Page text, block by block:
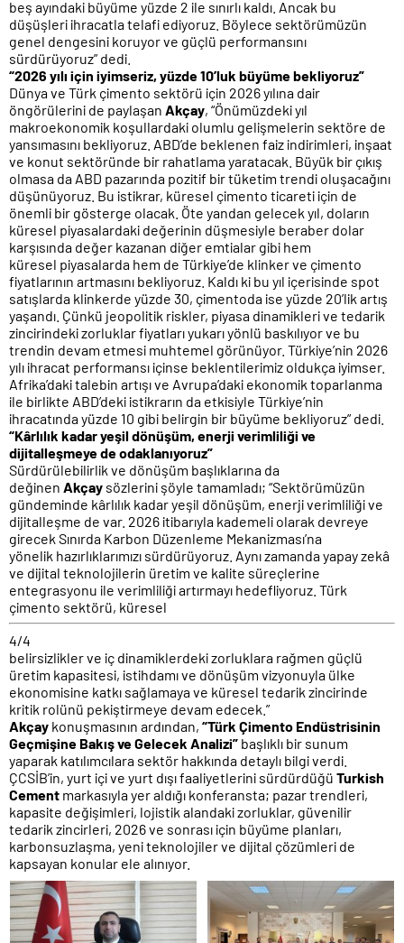
beş ayındaki büyüme yüzde 2 ile sınırlı kaldı. Ancak bu
düşüşleri ihracatla telafi ediyoruz. Böylece sektörümüzün
genel dengesini koruyor ve güçlü performansını
sürdürüyoruz” dedi.
“2026 yılı için iyimseriz, yüzde 10’luk büyüme bekliyoruz”
Dünya ve Türk çimento sektörü için 2026 yılına dair
öngörülerini de paylaşan Akçay, “Önümüzdeki yıl
makroekonomik koşullardaki olumlu gelişmelerin sektöre de
yansımasını bekliyoruz. ABD’de beklenen faiz indirimleri, inşaat
ve konut sektöründe bir rahatlama yaratacak. Büyük bir çıkış
olmasa da ABD pazarında pozitif bir tüketim trendi oluşacağını
düşünüyoruz. Bu istikrar, küresel çimento ticareti için de
önemli bir gösterge olacak. Öte yandan gelecek yıl, doların
küresel piyasalardaki değerinin düşmesiyle beraber dolar
karşısında değer kazanan diğer emtialar gibi hem
küresel piyasalarda hem de Türkiye’de klinker ve çimento
fiyatlarının artmasını bekliyoruz. Kaldı ki bu yıl içerisinde spot
satışlarda klinkerde yüzde 30, çimentoda ise yüzde 20’lik artış
yaşandı. Çünkü jeopolitik riskler, piyasa dinamikleri ve tedarik
zincirindeki zorluklar fiyatları yukarı yönlü baskılıyor ve bu
trendin devam etmesi muhtemel görünüyor. Türkiye’nin 2026
yılı ihracat performansı içinse beklentilerimiz oldukça iyimser.
Afrika’daki talebin artışı ve Avrupa’daki ekonomik toparlanma
ile birlikte ABD’deki istikrarın da etkisiyle Türkiye’nin
ihracatında yüzde 10 gibi belirgin bir büyüme bekliyoruz” dedi.
“Kârlılık kadar yeşil dönüşüm, enerji verimliliği ve
dijitalleşmeye de odaklanıyoruz”
Sürdürülebilirlik ve dönüşüm başlıklarına da
değinen Akçay sözlerini şöyle tamamladı; “Sektörümüzün
gündeminde kârlılık kadar yeşil dönüşüm, enerji verimliliği ve
dijitalleşme de var. 2026 itibarıyla kademeli olarak devreye
girecek Sınırda Karbon Düzenleme Mekanizması’na
yönelik hazırlıklarımızı sürdürüyoruz. Aynı zamanda yapay zekâ
ve dijital teknolojilerin üretim ve kalite süreçlerine
entegrasyonu ile verimliliği artırmayı hedefliyoruz. Türk
çimento sektörü, küresel
4/4
belirsizlikler ve iç dinamiklerdeki zorluklara rağmen güçlü
üretim kapasitesi, istihdamı ve dönüşüm vizyonuyla ülke
ekonomisine katkı sağlamaya ve küresel tedarik zincirinde
kritik rolünü pekiştirmeye devam edecek.”
Akçay konuşmasının ardından, “Türk Çimento Endüstrisinin
Geçmişine Bakış ve Gelecek Analizi” başlıklı bir sunum
yaparak katılımcılara sektör hakkında detaylı bilgi verdi.
ÇCSİB’in, yurt içi ve yurt dışı faaliyetlerini sürdürdüğü Turkish
Cement markasıyla yer aldığı konferansta; pazar trendleri,
kapasite değişimleri, lojistik alandaki zorluklar, güvenilir
tedarik zincirleri, 2026 ve sonrası için büyüme planları,
karbonsuzlaşma, yeni teknolojiler ve dijital çözümleri de
kapsayan konular ele alınıyor.